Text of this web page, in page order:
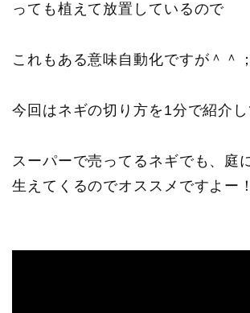
っても植えて放置しているので
これもある意味自動化ですが＾＾；
今回はネギの切り方を1分で紹介し
スーパーで売ってるネギでも、庭
生えてくるのでオススメですよー！